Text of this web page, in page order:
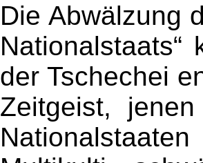
Die Abwälzung
der Tschechei
Zeitgeist,